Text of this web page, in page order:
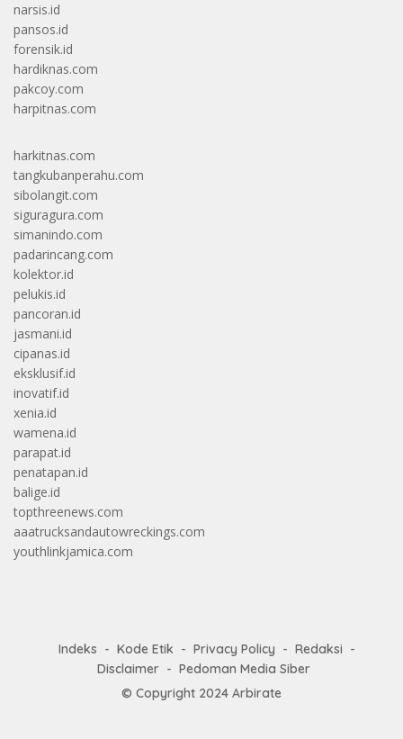
narsis.id
pansos.id
forensik.id
hardiknas.com
pakcoy.com
harpitnas.com
harkitnas.com
tangkubanperahu.com
sibolangit.com
siguragura.com
simanindo.com
padarincang.com
kolektor.id
pelukis.id
pancoran.id
jasmani.id
cipanas.id
eksklusif.id
inovatif.id
xenia.id
wamena.id
parapat.id
penatapan.id
balige.id
topthreenews.com
aaatrucksandautowreckings.com
youthlinkjamica.com
Indeks Kode Etik Privacy Policy
Redaksi
Disclaimer
Pedoman Media Siber
© Copyright 2024 Arbirate